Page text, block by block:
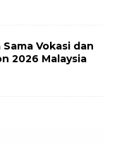
Vokasi dan
2026 Malaysia